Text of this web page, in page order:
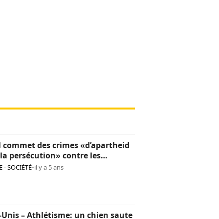
commet des crimes «d’apartheid
persécution» contre les
(Rapport HWR)
- SOCIÉTÉ•il y a 5 ans
– Athlétisme: un chien saute